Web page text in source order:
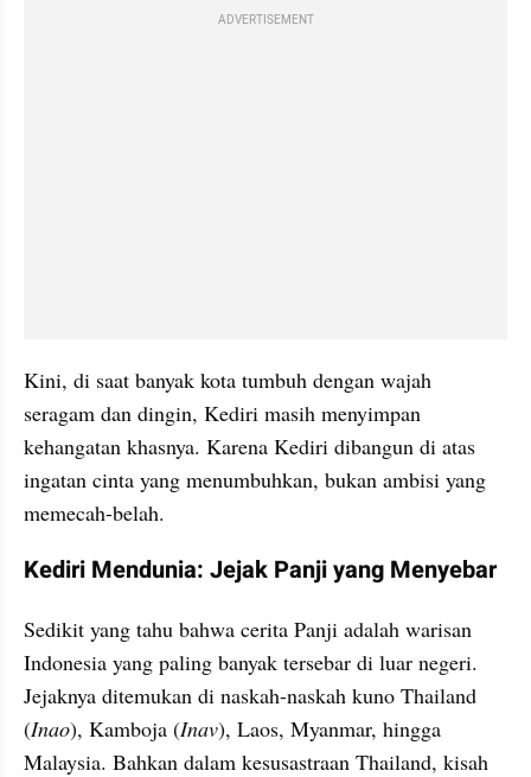
ADVERTISEMENT
Kini, di saat banyak kota tumbuh dengan wajah
seragam dan dingin, Kediri masih menyimpan
kehangatan khasnya. Karena Kediri dibangun di atas
ingatan cinta yang menumbuhkan, bukan ambisi yang
memecah-belah.
Kediri Mendunia: Jejak Panji yang Menyebar
Sedikit yang tahu bahwa cerita Panji adalah warisan
Indonesia yang paling banyak tersebar di luar negeri.
Jejaknya ditemukan di naskah-naskah kuno Thailand
(Inao), Kamboja (Inav), Laos, Myanmar, hingga
Malaysia. Bahkan dalam kesusastraan Thailand, kisah